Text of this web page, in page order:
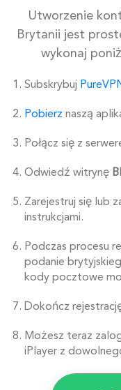
Utworzenie
Brytanii jest
wykonaj
Subskrybuj
Pobierz naszą
Połącz się z
Odwiedź witrynę
Zarejestruj się lub
instrukcjami.
Podczas procesu
podanie
kody pocztowe
Dokończ
Możesz teraz
iPlayer z